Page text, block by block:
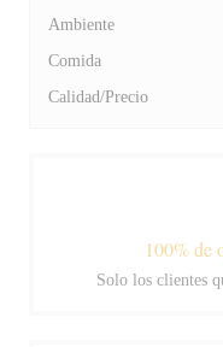
Ambiente
Comida
Calidad/Precio
100% de
Solo los clientes